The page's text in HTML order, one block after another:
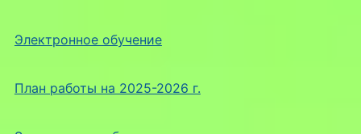
Электронное обучение
План работы на 2025-2026 г.